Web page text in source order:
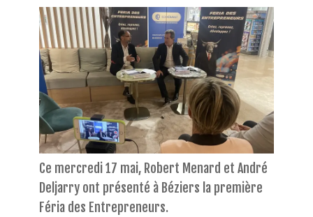
Ce mercredi 17 mai, Robert Menard et André
Deljarry ont présenté à Béziers la première
Féria des Entrepreneurs.